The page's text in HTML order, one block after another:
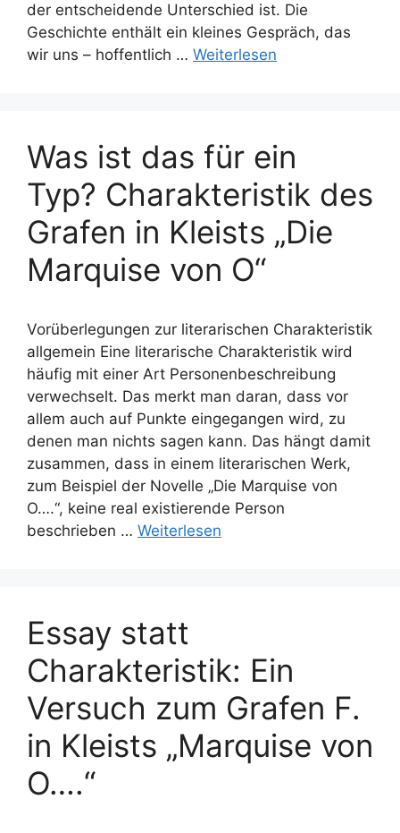
der entscheidende Unterschied ist. Die
Geschichte enthält ein kleines Gespräch, das
wir uns – hoffentlich … Weiterlesen
Was ist das für ein
Typ? Charakteristik des
Grafen in Kleists „Die
Marquise von O“
Vorüberlegungen zur literarischen Charakteristik
allgemein Eine literarische Charakteristik wird
häufig mit einer Art Personenbeschreibung
verwechselt. Das merkt man daran, dass vor
allem auch auf Punkte eingegangen wird, zu
denen man nichts sagen kann. Das hängt damit
zusammen, dass in einem literarischen Werk,
zum Beispiel der Novelle „Die Marquise von
O….“, keine real existierende Person
beschrieben … Weiterlesen
Essay statt
Charakteristik: Ein
Versuch zum Grafen F.
in Kleists „Marquise von
O….“